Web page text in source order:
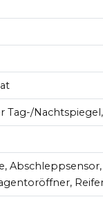
Tag-/